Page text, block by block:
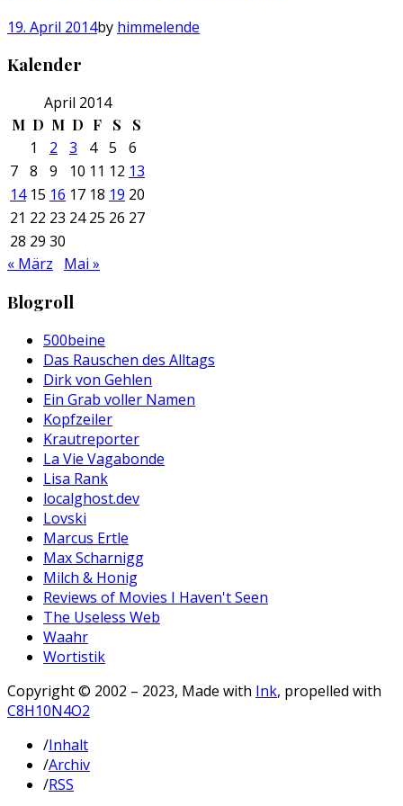
19. April 2014by himmelende
Kalender
April 2014
M D M D F S S
1 2 3 4 5
6
7 8 9 10 11 12 13
14 15 16 17 18 19 20
21 22 23 24 25 26 27
28 29 30
« März
Mai »
Blogroll
500beine
Das Rauschen des Alltags
Dirk von Gehlen
Ein Grab voller Namen
Kopfzeiler
Krautreporter
La Vie Vagabonde
Lisa Rank
localghost.dev
Lovski
Marcus Ertle
Max Scharnigg
Milch & Honig
Reviews of Movies I Haven't Seen
The Useless Web
Waahr
Wortistik
Copyright © 2002 – 2023, Made with Ink, propelled with
C8H10N4O2
/Inhalt
/Archiv
/RSS